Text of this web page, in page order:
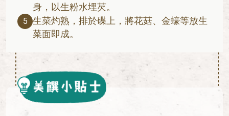
身，以生粉水埋芡。
5 生菜灼熟，排於碟上，將花菇、金蠔等放生
菜面即成。